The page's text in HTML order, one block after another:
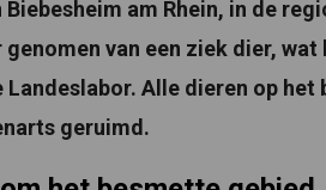
am Rhein, in de
van een ziek dier,
Landeslabor. Alle dieren op
geruimd.